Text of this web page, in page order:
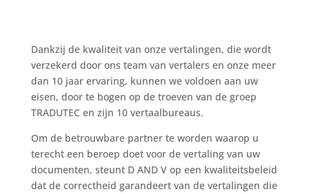
Dankzij de kwaliteit van onze vertalingen, die wordt
verzekerd door ons team van vertalers en onze meer
dan 10 jaar ervaring, kunnen we voldoen aan uw
eisen, door te bogen op de troeven van de groep
TRADUTEC en zijn 10 vertaalbureaus.
Om de betrouwbare partner te worden waarop u
terecht een beroep doet voor de vertaling van uw
documenten, steunt D AND V op een kwaliteitsbeleid
dat de correctheid garandeert van de vertalingen die